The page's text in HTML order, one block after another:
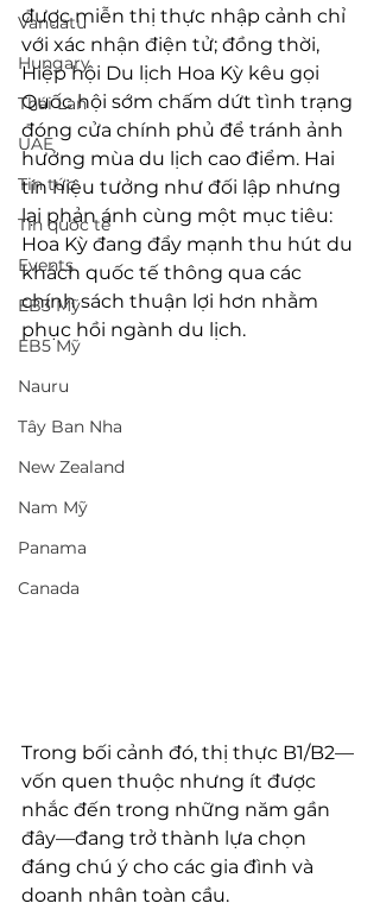
Vanuatu
Hungary
Thái Lan
UAE
Tin tức
Tin quốc tế
Events
EB3 Mỹ
EB5 Mỹ
Nauru
Tây Ban Nha
New Zealand
Nam Mỹ
Panama
Canada
được miễn thị thực nhập cảnh chỉ
với xác nhận điện tử; đồng thời,
Hiệp hội Du lịch Hoa Kỳ kêu gọi
Quốc hội sớm chấm dứt tình trạng
đóng cửa chính phủ để tránh ảnh
hưởng mùa du lịch cao điểm. Hai
tín hiệu tưởng như đối lập nhưng
lại phản ánh cùng một mục tiêu:
Hoa Kỳ đang đẩy mạnh thu hút du
khách quốc tế thông qua các
chính sách thuận lợi hơn nhằm
phục hồi ngành du lịch.
Trong bối cảnh đó, thị thực B1/B2—
vốn quen thuộc nhưng ít được
nhắc đến trong những năm gần
đây—đang trở thành lựa chọn
đáng chú ý cho các gia đình và
doanh nhân toàn cầu.